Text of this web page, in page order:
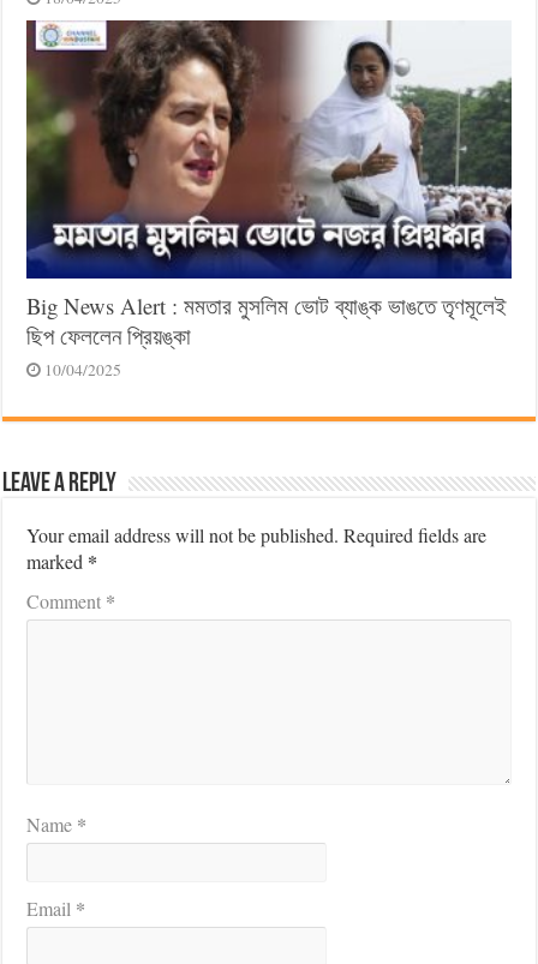
Big News Alert : মমতার মুসলিম ভোট ব্যাঙ্ক ভাঙতে তৃণমূলেই
ছিপ ফেললেন প্রিয়ঙ্কা
10/04/2025
Leave a Reply
Your email address will not be published. Required fields are
marked *
Comment *
Name *
Email *